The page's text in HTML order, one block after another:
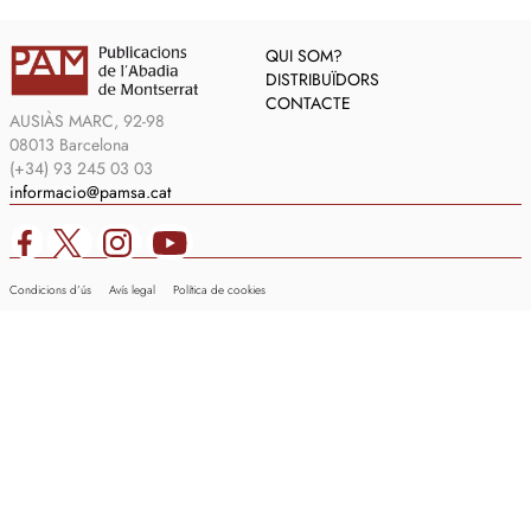
AUSIÀS MARC, 92-98
08013 Barcelona
(+34) 93 245 03 03
informacio@pamsa.cat
QUI SOM?
DISTRIBUÏDORS
CONTACTE
Condicions d’ús Avís legal Política de cookies